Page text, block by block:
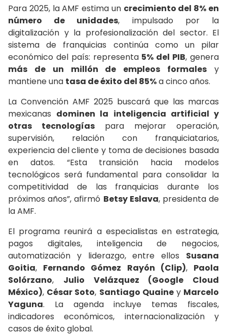
Para 2025, la AMF estima un crecimiento del 8% en
número de unidades, impulsado por la
digitalización y la profesionalización del sector. El
sistema de franquicias continúa como un pilar
económico del país: representa 5% del PIB, genera
más de un millón de empleos formales y
mantiene una tasa de éxito del 85%a cinco años.
La Convención AMF 2025 buscará que las marcas
mexicanas dominen la inteligencia artificial y
otras tecnologías para mejorar operación,
supervisión, relación con franquiciatarios,
experiencia del cliente y toma de decisiones basada
en datos. “Esta transición hacia modelos
tecnológicos será fundamental para consolidar la
competitividad de las franquicias durante los
próximos años”, afirmó Betsy Eslava, presidenta de
la AMF.
El programa reunirá a especialistas en estrategia,
pagos digitales, inteligencia de negocios,
automatización y liderazgo, entre ellos Susana
Goitia, Fernando Gómez Rayón (Clip), Paola
Solórzano, Julio Velázquez (Google Cloud
México), César Soto, Santiago Quainey Marcelo
Yaguna. La agenda incluye temas fiscales,
indicadores económicos, internacionalización y
casos de éxito global.